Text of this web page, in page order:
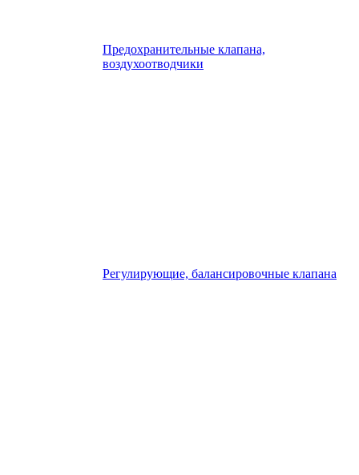
Предохранительные клапана,
воздухоотводчики
Регулирующие, балансировочные клапана